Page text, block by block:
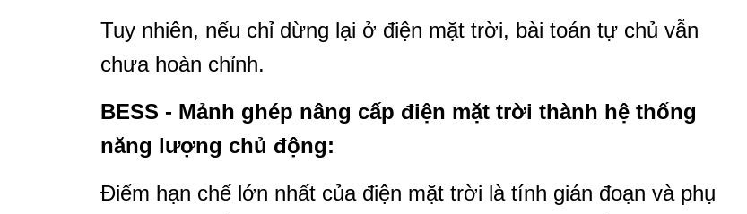
Tuy nhiên, nếu chỉ dừng lại ở điện mặt trời, bài toán tự chủ vẫn
chưa hoàn chỉnh.
BESS - Mảnh ghép nâng cấp điện mặt trời thành hệ thống
năng lượng chủ động:
Điểm hạn chế lớn nhất của điện mặt trời là tính gián đoạn và phụ